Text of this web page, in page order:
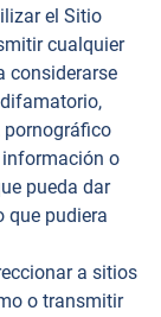
el Sitio
cualquier
considerarse
pornográfico
información o
pueda dar
que pudiera
a sitios
o transmitir